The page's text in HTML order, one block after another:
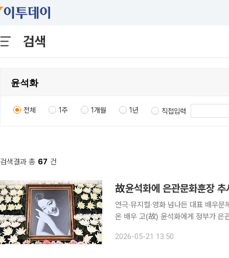
검색
전체 1주 1개월 1년 직접입력
검색결과 총 67 건
故윤석화에 은관문화훈장
연극·뮤지컬·영화 넘나든 대표 배우문체부 “예술
온 배우 고(故) 윤석화에게 정부가 은
공연계에 따르면 문체부는 지난 14일
2026-05-21 13:50